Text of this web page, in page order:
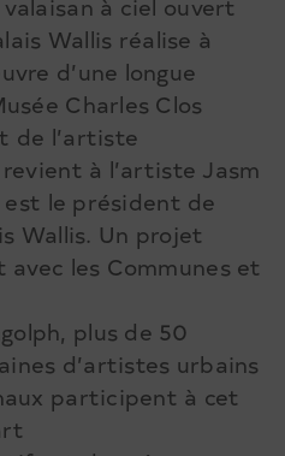
à ciel ouvert
Wallis réalise à
d’une longue
Charles Clos
de l’artiste
à l’artiste Jasm
est le président de
Wallis. Un projet
les Communes et
plus de 50
d’artistes urbains
participent à cet